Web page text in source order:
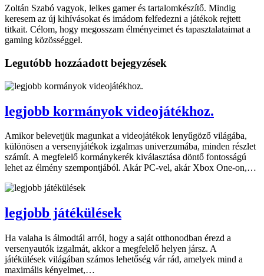
Zoltán Szabó vagyok, lelkes gamer és tartalomkészítő. Mindig
keresem az új kihívásokat és imádom felfedezni a játékok rejtett
titkait. Célom, hogy megosszam élményeimet és tapasztalataimat a
gaming közösséggel.
Legutóbb hozzáadott bejegyzések
legjobb kormányok videojátékhoz.
Amikor belevetjük magunkat a videojátékok lenyűgöző világába,
különösen a versenyjátékok izgalmas univerzumába, minden részlet
számít. A megfelelő kormánykerék kiválasztása döntő fontosságú
lehet az élmény szempontjából. Akár PC-vel, akár Xbox One-on,…
legjobb játékülések
Ha valaha is álmodtál arról, hogy a saját otthonodban érezd a
versenyautók izgalmát, akkor a megfelelő helyen jársz. A
játékülések világában számos lehetőség vár rád, amelyek mind a
maximális kényelmet,…